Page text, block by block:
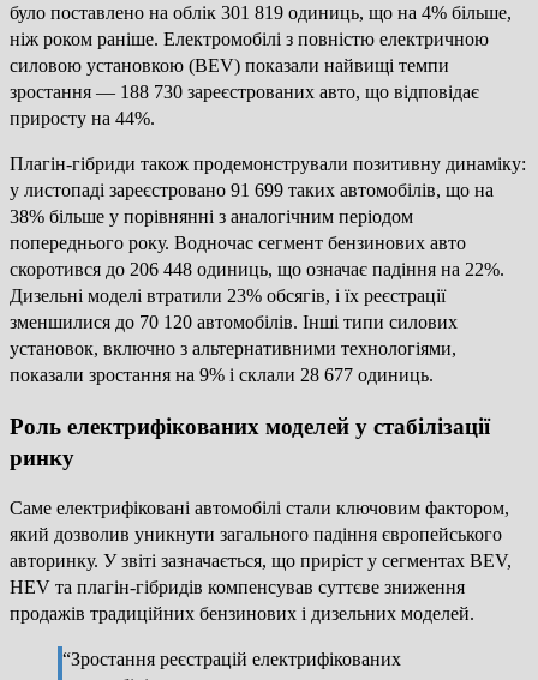
було поставлено на облік 301 819 одиниць, що на 4% більше,
ніж роком раніше. Електромобілі з повністю електричною
силовою установкою (BEV) показали найвищі темпи
зростання — 188 730 зареєстрованих авто, що відповідає
приросту на 44%.
Плагін-гібриди також продемонстрували позитивну динаміку:
у листопаді зареєстровано 91 699 таких автомобілів, що на
38% більше у порівнянні з аналогічним періодом
попереднього року. Водночас сегмент бензинових авто
скоротився до 206 448 одиниць, що означає падіння на 22%.
Дизельні моделі втратили 23% обсягів, і їх реєстрації
зменшилися до 70 120 автомобілів. Інші типи силових
установок, включно з альтернативними технологіями,
показали зростання на 9% і склали 28 677 одиниць.
Роль електрифікованих моделей у стабілізації
ринку
Саме електрифіковані автомобілі стали ключовим фактором,
який дозволив уникнути загального падіння європейського
авторинку. У звіті зазначається, що приріст у сегментах BEV,
HEV та плагін-гібридів компенсував суттєве зниження
продажів традиційних бензинових і дизельних моделей.
“Зростання реєстрацій електрифікованих